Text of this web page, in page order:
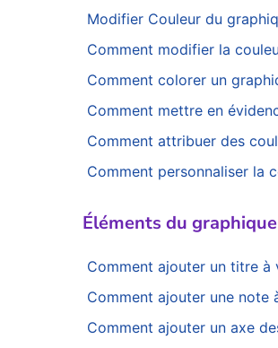
Modifier Couleur du
Comment modifier la
Comment colorer un
Comment mettre en
Comment attribuer des
Comment personnaliser la
Éléments du graphique
Comment ajouter un titre à
Comment ajouter une note
Comment ajouter un axe